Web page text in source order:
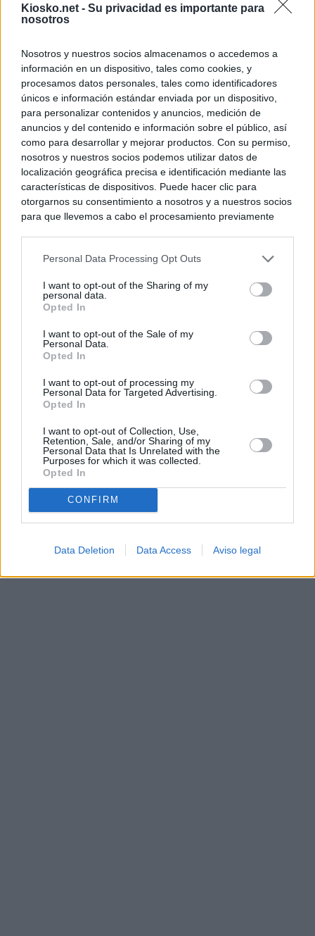
Kiosko.net - Su privacidad es importante para
nosotros
Nosotros y nuestros socios almacenamos o accedemos a
información en un dispositivo, tales como cookies, y
procesamos datos personales, tales como identificadores
únicos e información estándar enviada por un dispositivo,
para personalizar contenidos y anuncios, medición de
anuncios y del contenido e información sobre el público, así
como para desarrollar y mejorar productos. Con su permiso,
nosotros y nuestros socios podemos utilizar datos de
localización geográfica precisa e identificación mediante las
características de dispositivos. Puede hacer clic para
otorgarnos su consentimiento a nosotros y a nuestros socios
para que llevemos a cabo el procesamiento previamente
negar su consentimiento. Tenga en cuenta que algún
de su consentimiento, pero usted tiene el derecho de
rechazar tal procesamiento. Sus preferencias se aplicarán
cualquier momento entrando de nuevo en este sitio web o
visitando nuestra política de privacidad.
Personal Data Processing Opt Outs
I want to opt-out of the Sharing of my
personal data.
Opted In
I want to opt-out of the Sale of my
Personal Data.
Opted In
I want to opt-out of processing my
Personal Data for Targeted Advertising.
Opted In
I want to opt-out of Collection, Use,
Retention, Sale, and/or Sharing of my
Personal Data that Is Unrelated with the
Purposes for which it was collected.
Opted In
CONFIRM
Data Deletion Data Access Aviso legal
principales, un
© Kiosko.net Aviso Legal Privacidad y Cookies